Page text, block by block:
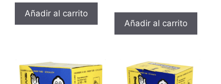
Añadir al carrito
Añadir al carrito